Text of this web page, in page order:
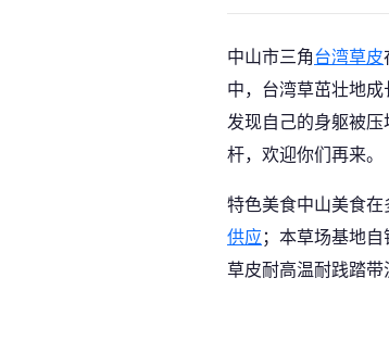
中山市三角台湾草皮
中，台湾草茁壮地
发现自己的身躯被
杆，欢迎你们再来。
特色美食中山美食
供应；本草场基地自
草皮耐高温耐践踏